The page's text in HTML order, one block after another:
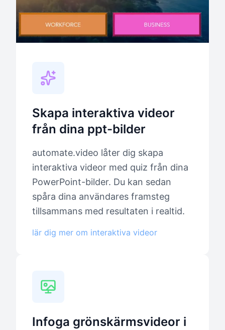
Skapa interaktiva videor
från dina ppt-bilder
automate.video låter dig skapa
interaktiva videor med quiz från dina
PowerPoint-bilder. Du kan sedan
spåra dina användares framsteg
tillsammans med resultaten i realtid.
lär dig mer om interaktiva videor
Infoga grönskärmsvideor i